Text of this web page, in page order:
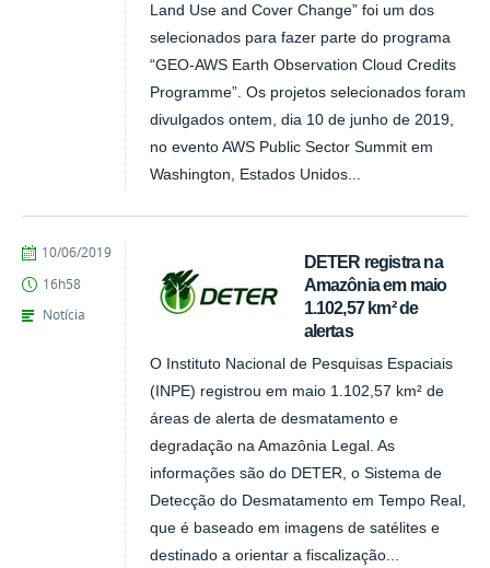
Land Use and Cover Change” foi um dos
selecionados para fazer parte do programa
“GEO-AWS Earth Observation Cloud Credits
Programme”. Os projetos selecionados foram
divulgados ontem, dia 10 de junho de 2019,
no evento AWS Public Sector Summit em
Washington, Estados Unidos...
DETER registra na
Amazônia em maio
1.102,57 km² de
alertas
O Instituto Nacional de Pesquisas Espaciais
(INPE) registrou em maio 1.102,57 km² de
áreas de alerta de desmatamento e
degradação na Amazônia Legal. As
informações são do DETER, o Sistema de
Detecção do Desmatamento em Tempo Real,
que é baseado em imagens de satélites e
destinado a orientar a fiscalização...
publicado
10/06/2019
16h58
Notícia